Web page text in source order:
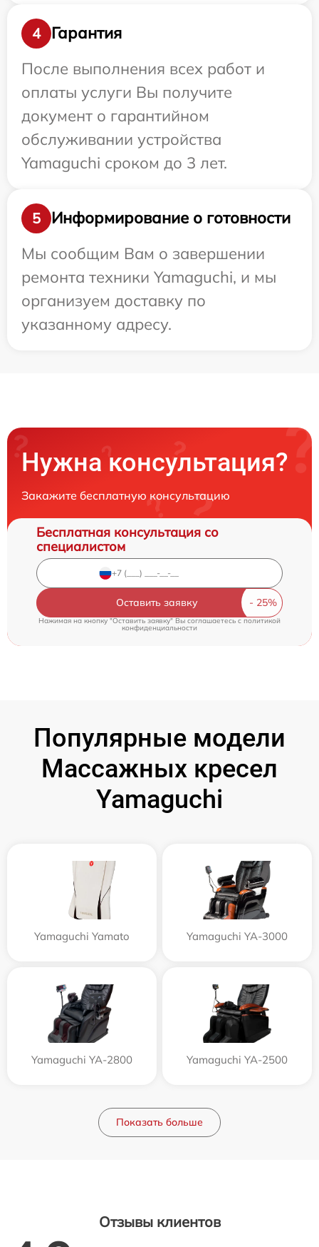
4
Гарантия
После выполнения всех работ и
оплаты услуги Вы получите
документ о гарантийном
обслуживании устройства
Yamaguchi сроком до 3 лет.
5
Информирование о готовности
Мы сообщим Вам о завершении
ремонта техники Yamaguchi, и мы
организуем доставку по
указанному адресу.
Нужна консультация?
Закажите бесплатную консультацию
Бесплатная консультация со
специалистом
Оставить заявку
Нажимая на кнопку "Оставить заявку" Вы соглашаетесь cполитикой
конфиденциальности
Популярные модели
Массажных кресел
Yamaguchi
Yamaguchi Yamato Yamaguchi YA-3000
Yamaguchi YA-2800 Yamaguchi YA-2500
Показать больше
Отзывы клиентов